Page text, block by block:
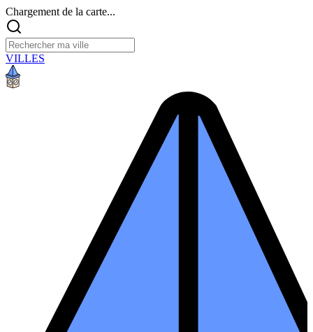
Chargement de la carte...
VILLES